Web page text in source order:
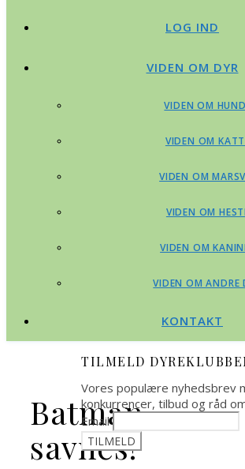
LOG IND
VIDEN OM DYR
VIDEN OM
VIDEN OM
VIDEN OM
VIDEN OM
VIDEN OM
VIDEN OM ANDRE
KONTAKT
Batman
savnes!
TILMELD
Vores populære nyhedsbrev
konkurrencer, tilbud og råd
Email